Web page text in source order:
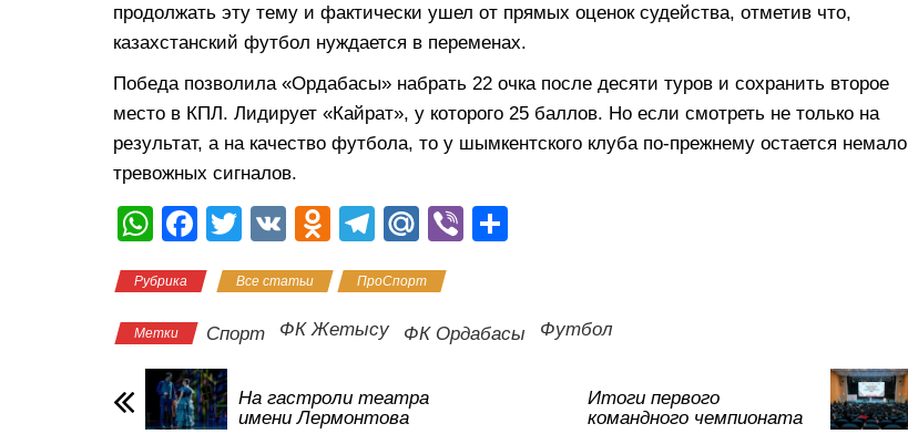
продолжать эту тему и фактически ушел от прямых оценок судейства, отметив что,
казахстанский футбол нуждается в переменах.
Победа позволила «Ордабасы» набрать 22 очка после десяти туров и сохранить второе
место в КПЛ. Лидирует «Кайрат», у которого 25 баллов. Но если смотреть не только на
результат, а на качество футбола, то у шымкентского клуба по-прежнему остается немало
тревожных сигналов.
W
at
s
A
p
F
c
e
b
o
T
tt
er
V
O
n
o
a
T
e
gr
m
M
.R
u
Vi
а
Рубрика Все статьи ПроСпорт
Метки Спорт ФК Жетысу ФК Ордабасы Футбол
На гастроли театра
имени Лермонтова
Итоги первого
командного чемпионата